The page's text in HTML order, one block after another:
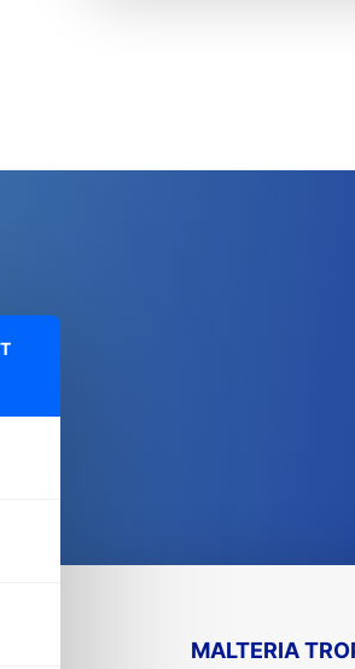
MALTERIA